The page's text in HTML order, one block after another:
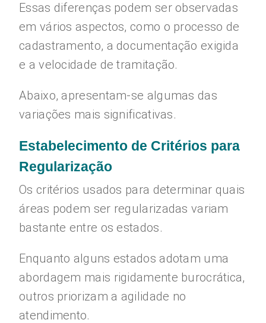
Essas diferenças podem ser observadas
em vários aspectos, como o processo de
cadastramento, a documentação exigida
e a velocidade de tramitação.
Abaixo, apresentam-se algumas das
variações mais significativas.
Estabelecimento de Critérios para
Regularização
Os critérios usados para determinar quais
áreas podem ser regularizadas variam
bastante entre os estados.
Enquanto alguns estados adotam uma
abordagem mais rigidamente burocrática,
outros priorizam a agilidade no
atendimento.